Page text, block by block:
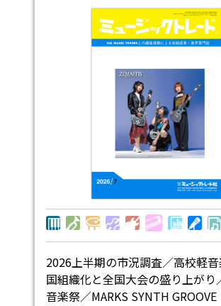
2026上半期の市況調査／高校軽
国組織化と全国大会の盛り上がり
音楽祭／MARKS SYNTH GROOVE